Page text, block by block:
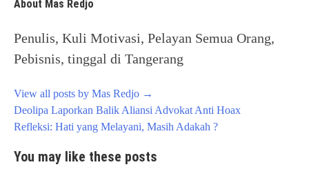
About Mas Redjo
Penulis, Kuli Motivasi, Pelayan Semua Orang,
Pebisnis, tinggal di Tangerang
View all posts by Mas Redjo →
Post
navigation
Deolipa Laporkan Balik Aliansi Advokat Anti Hoax
Refleksi: Hati yang Melayani, Masih Adakah ?
You may like these posts